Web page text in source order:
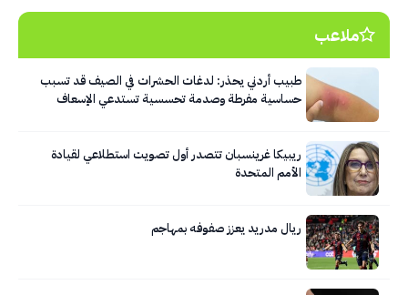
ملاعب
طبيب أردني يحذر: لدغات الحشرات في الصيف قد تسبب
حساسية مفرطة وصدمة تحسسية تستدعي الإسعاف
ريبيكا غرينسبان تتصدر أول تصويت استطلاعي لقيادة
الأمم المتحدة
ريال مدريد يعزز صفوفه بمهاجم